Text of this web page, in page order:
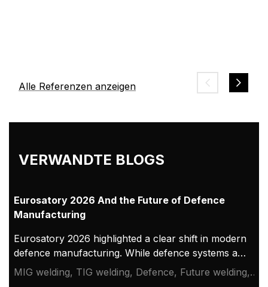
Alle Referenzen anzeigen
VERWANDTE BLOGS
Eurosatory 2026 And the Future of Defence
Manufacturing
Eurosatory 2026 highlighted a clear shift in modern
defence manufacturing. While defence systems are
becoming more digital, networked, and
MIG welding, TIG welding, Defence, Future welding,